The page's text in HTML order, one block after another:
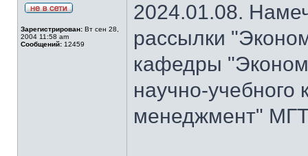
Зарегистрирован: Вт сен 28,
2004 11:58 am
Сообщений: 12459
2024.01.08.
рассылки
кафедры
научно-
менеджмент"